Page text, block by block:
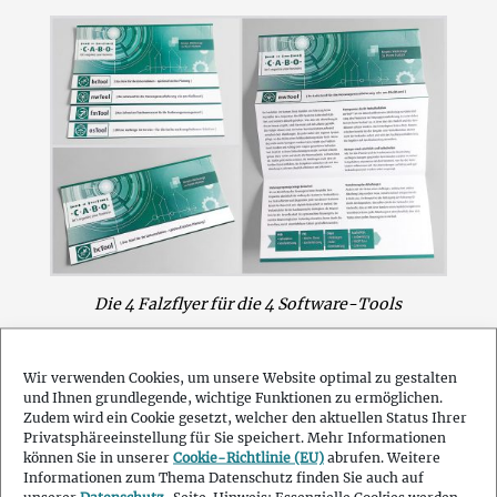
Wir verwenden Cookies, um unsere Website optimal zu gestalten
und Ihnen grundlegende, wichtige Funktionen zu ermöglichen.
Zudem wird ein Cookie gesetzt, welcher den aktuellen Status Ihrer
Privatsphäreeinstellung für Sie speichert. Mehr Informationen
können Sie in unserer Cookie-Richtlinie (EU) abrufen. Weitere
Informationen zum Thema Datenschutz finden Sie auch auf
Die 4 Falzflyer für die 4 Software-Tools
Ein Corporate Manual fasst alle wichtigen
Elemente innerhalb des Corporate Designs
zusammen und definiert die Leitlinie für das
Unternehmen.
Hier werden Typografie, Layout Abmaßungen und
Raster, Umgang mit dem Logo, Bildsprache, Stile